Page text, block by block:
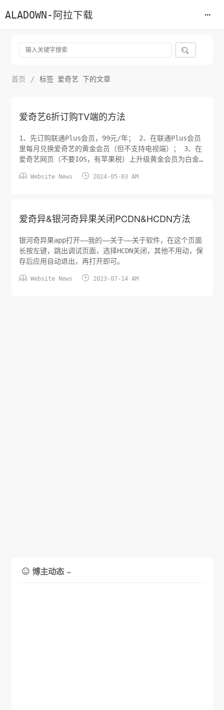
ALADOWN-阿拉下载

首页 / 标签 爱奇艺 下的文章
爱奇艺6折订购TV端的方法
1、先订购联通Plus会员，99元/年； 2、在联通Plus会员
里每月兑换爱奇艺的黄金会员（但不支持电视端）； 3、在
爱奇艺网页（不要IOS，有苹果税）上升级黄金会员为白金
价298的58折。 有兴趣的小伙伴可以折腾一下。
 Website News  2024-05-03 AM
爱奇异&银河奇异果关闭PCDN&HCDN方法
银河奇异果app打开——我的——关于——关于软件，在这个页面
长按左键，跳出调试页面，选择HCDN关闭，其他不用动，保
存后应用自动退出，再打开即可。
 Website News  2023-07-14 AM
 博主动态 ~